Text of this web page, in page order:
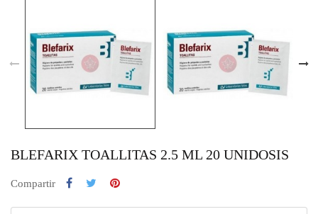
BLEFARIX TOALLITAS 2.5 ML 20 UNIDOSIS
Compartir